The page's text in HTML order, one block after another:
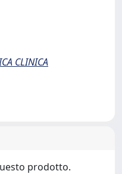
CLINICA
prodotto.